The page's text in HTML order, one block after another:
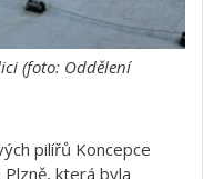
(foto: Oddělení
pilířů Koncepce
která byla